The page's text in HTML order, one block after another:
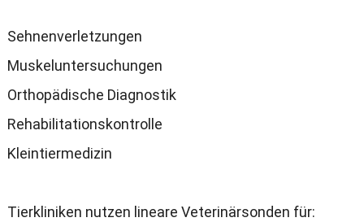
Sehnenverletzungen
Muskeluntersuchungen
Orthopädische Diagnostik
Rehabilitationskontrolle
Kleintiermedizin
Tierkliniken nutzen lineare Veterinärsonden für: